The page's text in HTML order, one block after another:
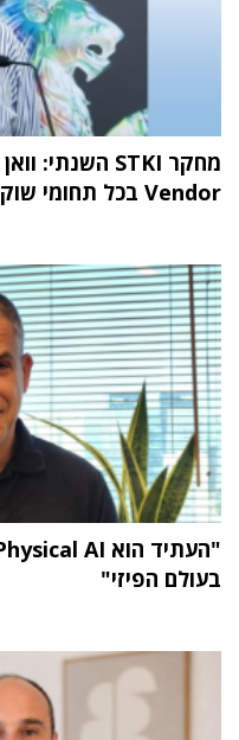
Vendor בכל תחומי שוק ה-IT
בעולם הפיזי"